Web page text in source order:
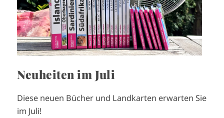
Neuheiten im Juli
Diese neuen Bücher und Landkarten erwarten Sie
im Juli!